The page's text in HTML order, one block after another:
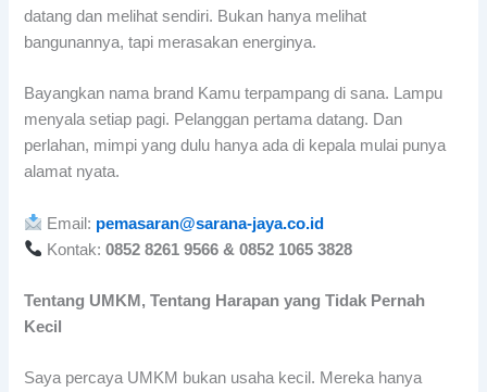
datang dan melihat sendiri. Bukan hanya melihat
bangunannya, tapi merasakan energinya.
Bayangkan nama brand Kamu terpampang di sana. Lampu
menyala setiap pagi. Pelanggan pertama datang. Dan
perlahan, mimpi yang dulu hanya ada di kepala mulai punya
alamat nyata.
Email: pemasaran@sarana-jaya.co.id
Kontak:0852 8261 9566 & 0852 1065 3828
Tentang UMKM, Tentang Harapan yang Tidak Pernah
Kecil
Saya percaya UMKM bukan usaha kecil. Mereka hanya